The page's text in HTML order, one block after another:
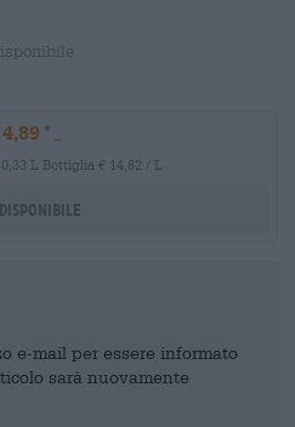
0,33 L Bottiglia € 14,82 / L
e-mail per essere informato
sarà nuovamente